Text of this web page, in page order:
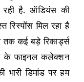
है. ऑडियंस की
मिल रहा है
कई बड़े रिकार्ड्स
के फाइनल कलेक्शन
डिमांड पर हम